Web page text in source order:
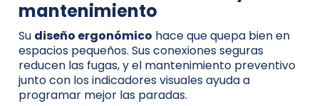
mantenimiento
Su diseño ergonómico hace que quepa bien en
espacios pequeños. Sus conexiones seguras
reducen las fugas, y el mantenimiento preventivo
junto con los indicadores visuales ayuda a
programar mejor las paradas.